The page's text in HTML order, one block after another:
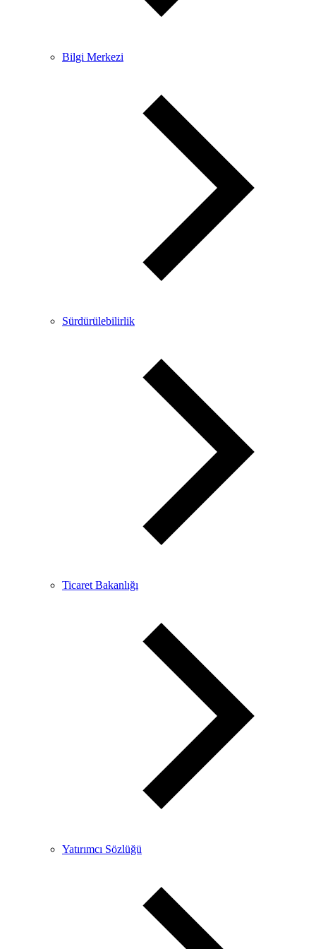
Bilgi Merkezi
Sürdürülebilirlik
Ticaret Bakanlığı
Yatırımcı Sözlüğü